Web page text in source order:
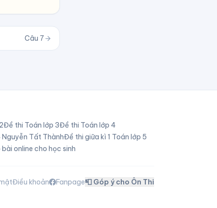
Câu 7
2Đề thi Toán lớp 3Đề thi Toán lớp 4
Tất ThànhĐề thi giữa kì 1 Toán lớp 5
bài online cho học sinh
Điều khoản Fanpage📮 Góp ý cho Ôn Thi